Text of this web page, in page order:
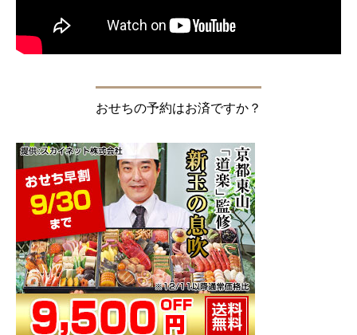
おせちの予約はお済ですか？